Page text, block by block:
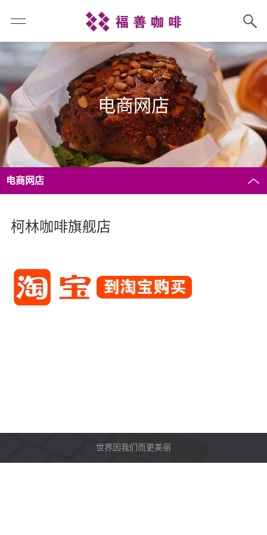
电商网店
电商网店
柯林咖啡旗舰店
世界因我们而更美丽